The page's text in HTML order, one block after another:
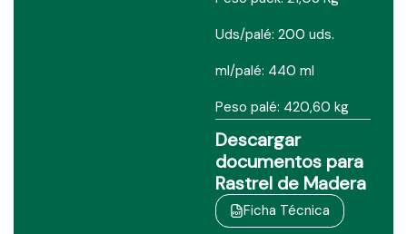
Uds/palé: 200 uds.
ml/palé: 440 ml
Peso palé: 420,60 kg
Descargar
documentos para
Rastrel de Madera
Ficha Técnica